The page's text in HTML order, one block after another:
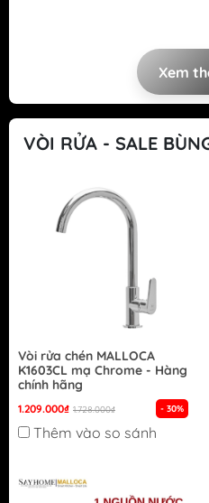
Xem
VÒI RỬA - SALE
Vòi rửa chén MALLOCA
K1603CL mạ Chrome - Hàng
chính hãng
1.209.000₫ 1.728.000₫ - 30%
Thêm vào so sánh